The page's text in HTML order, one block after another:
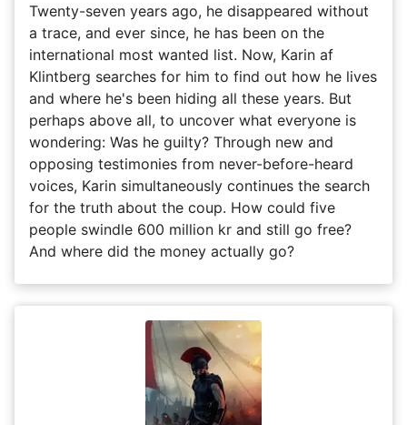
Twenty-seven years ago, he disappeared without
a trace, and ever since, he has been on the
international most wanted list. Now, Karin af
Klintberg searches for him to find out how he lives
and where he's been hiding all these years. But
perhaps above all, to uncover what everyone is
wondering: Was he guilty? Through new and
opposing testimonies from never-before-heard
voices, Karin simultaneously continues the search
for the truth about the coup. How could five
people swindle 600 million kr and still go free?
And where did the money actually go?